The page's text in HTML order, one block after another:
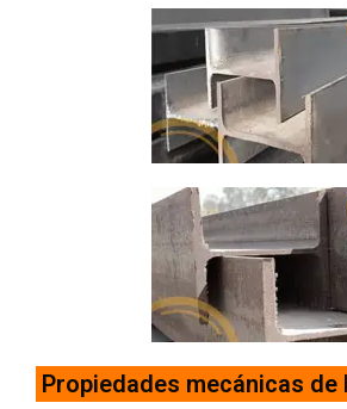
Propiedades mecánicas de